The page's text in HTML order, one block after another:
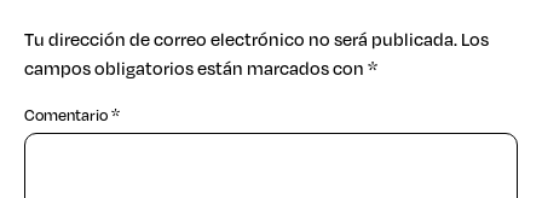
Tu dirección de correo electrónico no será publicada.Los
campos obligatorios están marcados con*
Comentario*